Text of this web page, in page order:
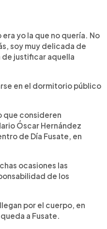
era yo la que no quería. No
soy muy delicada de
de justificar aquella
en el dormitorio público
que consideren
Óscar Hernández
de Día Fusate, en
ocasiones las
de los
por el cuerpo, en
a Fusate.